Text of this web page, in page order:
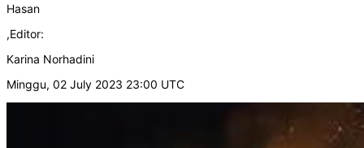
Hasan
,Editor:
Karina Norhadini
Minggu, 02 July 2023 23:00 UTC